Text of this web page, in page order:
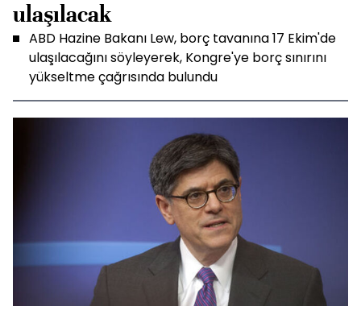
ulaşılacak
ABD Hazine Bakanı Lew, borç tavanına 17 Ekim'de
ulaşılacağını söyleyerek, Kongre'ye borç sınırını
yükseltme çağrısında bulundu